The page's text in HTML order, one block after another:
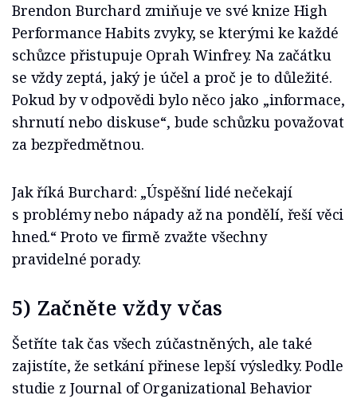
Brendon Burchard zmiňuje ve své knize High
Performance Habits zvyky, se kterými ke každé
schůzce přistupuje Oprah Winfrey. Na začátku
se vždy zeptá, jaký je účel a proč je to důležité.
Pokud by v odpovědi bylo něco jako „informace,
shrnutí nebo diskuse“, bude schůzku považovat
za bezpředmětnou.
Jak říká Burchard: „Úspěšní lidé nečekají
s problémy nebo nápady až na pondělí, řeší věci
hned.“ Proto ve firmě zvažte všechny
pravidelné porady.
5) Začněte vždy včas
Šetříte tak čas všech zúčastněných, ale také
zajistíte, že setkání přinese lepší výsledky. Podle
studie z Journal of Organizational Behavior